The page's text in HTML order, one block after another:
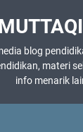
blog
materi
info menarik